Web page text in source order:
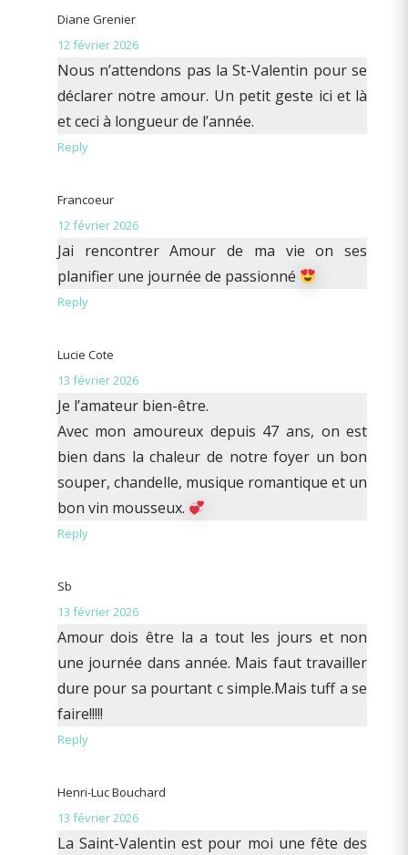
Diane Grenier
12 février 2026
Nous n’attendons pas la St-Valentin pour se
déclarer notre amour. Un petit geste ici et là
et ceci à longueur de l’année.
Reply
Francoeur
12 février 2026
Jai rencontrer Amour de ma vie on ses
planifier une journée de passionné
Reply
Lucie Cote
13 février 2026
Je l’amateur bien-être.
Avec mon amoureux depuis 47 ans, on est
bien dans la chaleur de notre foyer un bon
souper, chandelle, musique romantique et un
bon vin mousseux.
Reply
Sb
13 février 2026
Amour dois être la a tout les jours et non
une journée dans année. Mais faut travailler
dure pour sa pourtant c simple.Mais tuff a se
faire!!!!!
Reply
Henri-Luc Bouchard
13 février 2026
La Saint-Valentin est pour moi une fête des